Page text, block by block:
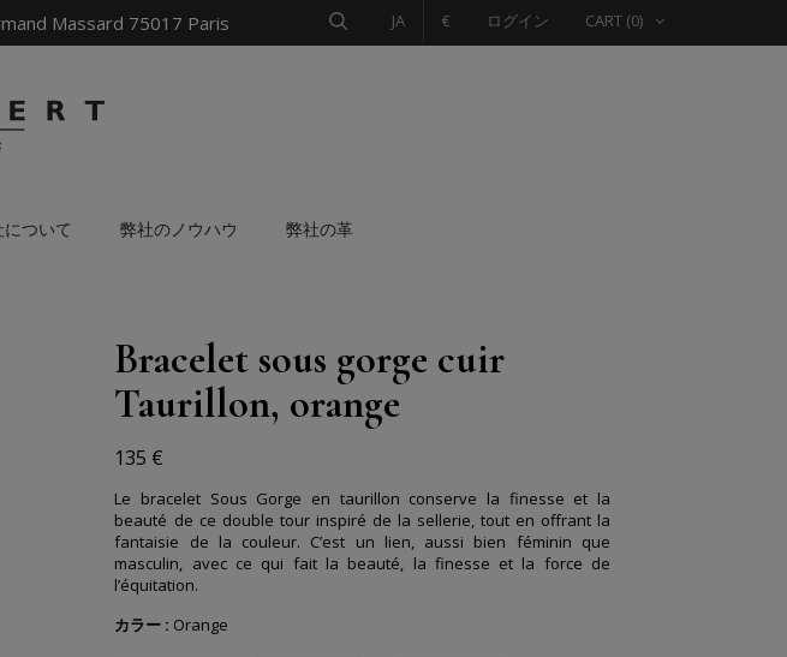
Massard 75017 Paris CART (0)
ログイン
€
JA
ついて 弊社のノウハウ 弊社の革
Bracelet sous gorge cuir
Taurillon, orange
135 €
Le bracelet Sous Gorge en taurillon conserve la finesse et la
beauté de ce double tour inspiré de la sellerie, tout en offrant la
fantaisie de la couleur. C’est un lien, aussi bien féminin que
masculin, avec ce qui fait la beauté, la finesse et la force de
l’équitation.
カラー : Orange